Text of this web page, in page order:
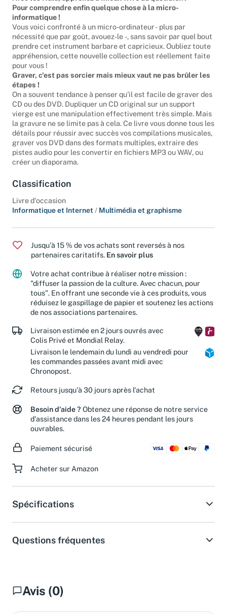
Avec les Nuls, apprenez à mieux vivre au quotidien !
Pour comprendre enfin quelque chose à la micro-
informatique !
Vous voici confronté à un micro-ordinateur - plus par
nécessité que par goût, avouez-le -, sans savoir par quel bout
prendre cet instrument barbare et capricieux. Oubliez toute
appréhension, cette nouvelle collection est réellement faite
pour vous !
Graver, c'est pas sorcier mais mieux vaut ne pas brûler les
étapes !
On a souvent tendance à penser qu'il est facile de graver des
CD ou des DVD. Dupliquer un CD original sur un support
vierge est une manipulation effectivement très simple. Mais
la gravure ne se limite pas à cela. Ce livre vous donne tous les
détails pour réussir avec succès vos compilations musicales,
graver vos DVD dans des formats multiples, extraire des
pistes audio pour les convertir en fichiers MP3 ou WAV, ou
créer un diaporama.
Classification
Livre d'occasion
Jusqu'à 15 % de vos achats sont reversés à nos
partenaires caritatifs.
En savoir plus
Votre achat contribue à réaliser notre mission :
"diffuser la passion de la culture. Avec chacun, pour
tous". En offrant une seconde vie à ces produits, vous
réduisez le gaspillage de papier et soutenez les actions
de nos associations partenaires.
Livraison estimée en 2 jours ouvrés avec
Colis Privé et Mondial Relay.
Livraison le lendemain du lundi au vendredi pour
les commandes passées avant midi avec
Retours jusqu'à 30 jours après l'achat
Besoin d'aide ?Obtenez une réponse de notre service
d'assistance dans les 24 heures pendant les jours
Spécifications
Questions fréquentes
Avis (0)